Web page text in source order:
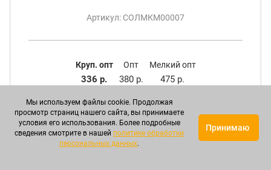
Артикул: СОЛМКМ00007
Круп. опт
336 р.
Опт
380 р.
Мелкий опт
475 р.
ПОДРОБНЕЕ
Мы используем файлы cookie. Продолжая
просмотр страниц нашего сайта, вы принимаете
условия его использования. Более подробные
сведения смотрите в нашей политике обработки
персональных данных.
Принимаю